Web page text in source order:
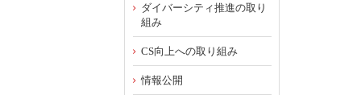
ダイバーシティ推進の取り
組み
CS向上への取り組み
情報公開